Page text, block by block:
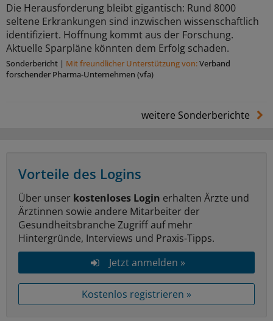
Die Herausforderung bleibt gigantisch: Rund 8000
seltene Erkrankungen sind inzwischen wissenschaftlich
identifiziert. Hoffnung kommt aus der Forschung.
Aktuelle Sparpläne könnten dem Erfolg schaden.
Sonderbericht | Mit freundlicher Unterstützung von:Verband
forschender Pharma-Unternehmen (vfa)
weitere Sonderberichte
Vorteile des Logins
Über unser kostenloses Login erhalten Ärzte und
Ärztinnen sowie andere Mitarbeiter der
Gesundheitsbranche Zugriff auf mehr
Hintergründe, Interviews und Praxis-Tipps.
Jetzt anmelden »
Kostenlos registrieren »